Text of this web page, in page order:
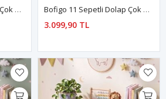
Bofigo 11 Sepetli Dolap Çok Amaçlı Dolap Oyuncak Dolabı Arda Beyaz Bofigo 11 Sepetli Dolap Çok Amaçlı Dolap Oyuncak Dolabı Arda Safir Meşe
3.099,90 TL